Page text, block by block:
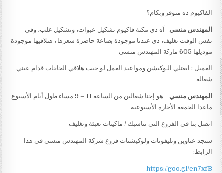
الفاكيوم ده متوفر وبكام؟
المهندس منسي : آه دي مكنة فاكيوم تشكيل عبوات، وتشكيل علب، وفي
نفس الوقت تغليف، دي عندنا موجودة بضاعة حاضرة سعرها ، هتلاقيها موجودة
موديلها 605 ماركة المهندس منسي
العميل : ابعتلي اللوكيشن ومواعيد العمل لو جيت هلاقي الحاجات قدام عيني
شغالة
المهندس منسي :
هو إحنا شغالين من الساعة 11 – 9 مساء طول أيام الأسبوع
ماعدا الجمعة الأجازة الأسبوعية
اتصل بنا في الفروع التي تناسبك / ماكينات تعبئة وتغليف
ستجد عناوين وتليفونات ولوكيشنات فروع شركة المهندس منسي في هذا
الرابط:
https://goo.gl/en7xfB